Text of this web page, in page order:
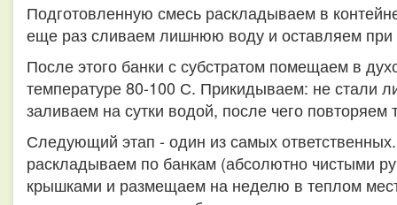
Подготовленную смесь раскладываем в
еще раз сливаем лишнюю воду и оставляем при
После этого банки с субстратом помещаем в
температуре 80-100 С. Прикидываем: не стали
заливаем на сутки водой, после чего повторяем
Следующий этап - один из самых
раскладываем по банкам (абсолютно чистыми
крышками и размещаем на неделю в теплом